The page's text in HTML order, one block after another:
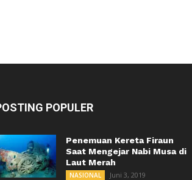
POPULER
Penemuan Kereta Firaun
Saat Mengejar Nabi Musa di
Laut Merah
NASIONAL Juni 3, 2019